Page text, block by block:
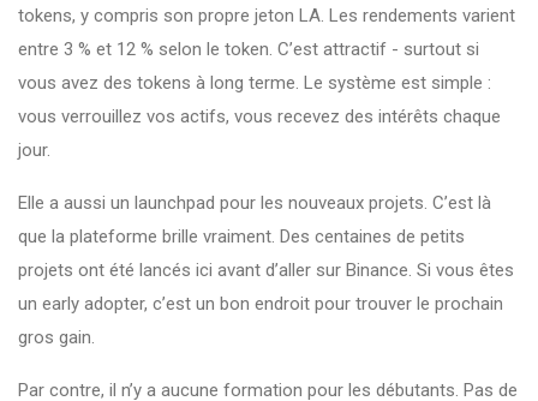
tokens, y compris son propre jeton LA. Les rendements varient
entre 3 % et 12 % selon le token. C’est attractif - surtout si
vous avez des tokens à long terme. Le système est simple :
vous verrouillez vos actifs, vous recevez des intérêts chaque
jour.
Elle a aussi un launchpad pour les nouveaux projets. C’est là
que la plateforme brille vraiment. Des centaines de petits
projets ont été lancés ici avant d’aller sur Binance. Si vous êtes
un early adopter, c’est un bon endroit pour trouver le prochain
gros gain.
Par contre, il n’y a aucune formation pour les débutants. Pas de